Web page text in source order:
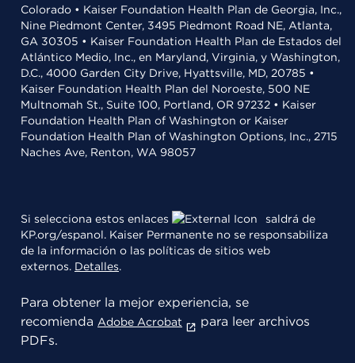
Colorado • Kaiser Foundation Health Plan de Georgia, Inc.,
Nine Piedmont Center, 3495 Piedmont Road NE, Atlanta,
GA 30305 • Kaiser Foundation Health Plan de Estados del
Atlántico Medio, Inc., en Maryland, Virginia, y Washington,
D.C., 4000 Garden City Drive, Hyattsville, MD, 20785 •
Kaiser Foundation Health Plan del Noroeste, 500 NE
Multnomah St., Suite 100, Portland, OR 97232 • Kaiser
Foundation Health Plan of Washington or Kaiser
Foundation Health Plan of Washington Options, Inc., 2715
Naches Ave, Renton, WA 98057
Si selecciona estos enlaces
saldrá de
KP.org/espanol. Kaiser Permanente no se responsabiliza
de la información o las políticas de sitios web
externos. Detalles.
Para obtener la mejor experiencia, se
recomienda Adobe Acrobat
para leer archivos
PDFs.